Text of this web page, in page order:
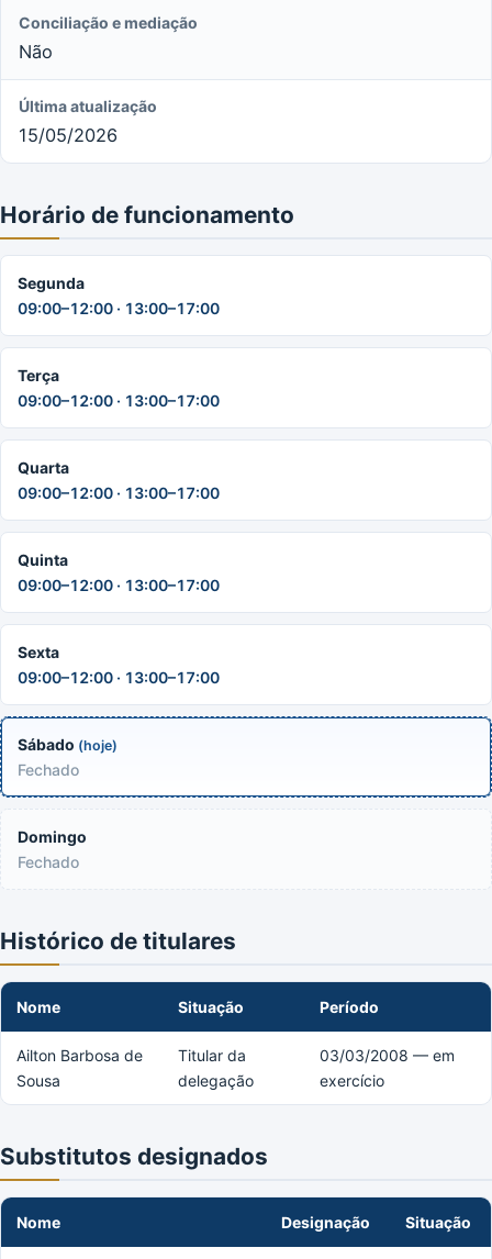
Conciliação e mediação
Não
Última atualização
15/05/2026
Horário de funcionamento
Segunda
09:00–12:00 · 13:00–17:00
Terça
09:00–12:00 · 13:00–17:00
Quarta
09:00–12:00 · 13:00–17:00
Quinta
09:00–12:00 · 13:00–17:00
Sexta
09:00–12:00 · 13:00–17:00
Sábado (hoje)
Fechado
Domingo
Fechado
Histórico de titulares
Nome Situação Período
Ailton Barbosa de
Sousa
Titular da
delegação
03/03/2008 — em
exercício
Substitutos designados
Nome Designação Situação